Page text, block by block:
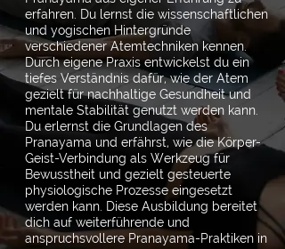
erfahren. Du lernst die wissenschaftlichen
und yogischen Hintergründe
verschiedener Atemtechniken kennen.
Durch eigene Praxis entwickelst du ein
tiefes Verständnis dafür, wie der Atem
gezielt für nachhaltige Gesundheit und
mentale Stabilität genutzt werden kann.
Du erlernst die Grundlagen des
Pranayama und erfährst, wie die Körper-
Geist-Verbindung als Werkzeug für
Bewusstheit und gezielt gesteuerte
physiologische Prozesse eingesetzt
werden kann. Diese Ausbildung bereitet
dich auf weiterführende und
anspruchsvollere Pranayama-Praktiken in